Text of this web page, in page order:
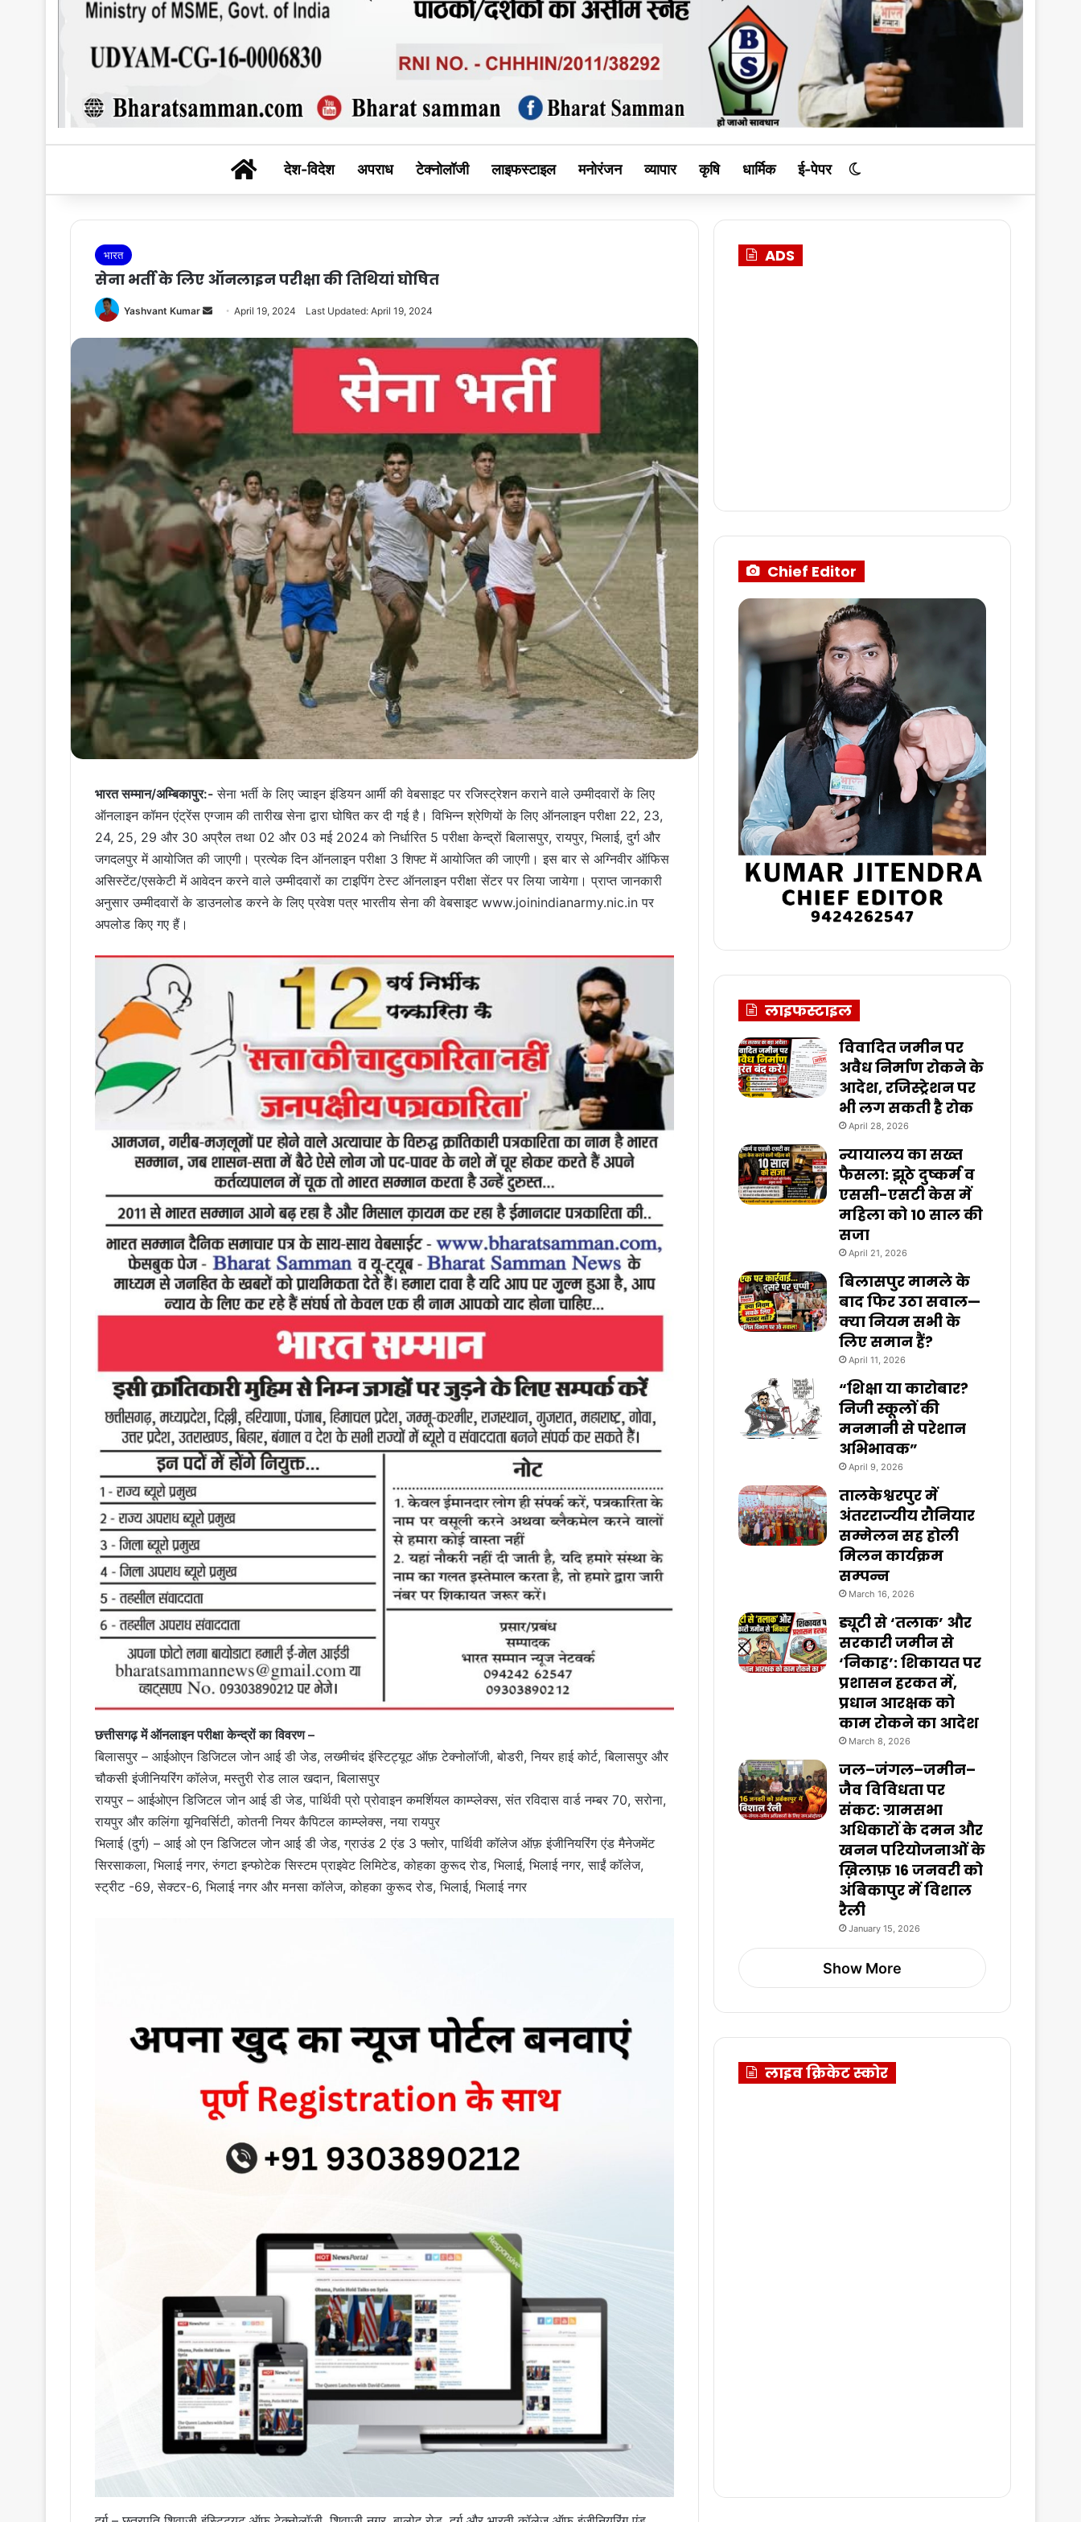
BHARAT SAMMAN
देश-विदेश अपराध टेक्नोलॉजी लाइफस्टाइल मनोरंजन व्यापार कृषि धार्मिक ई-पेपर Switch skin
भारत
सेना भर्ती के लिए ऑनलाइन परीक्षा की तिथियां घोषित
Yashvant Kumar
Send
email
April 19, 2024 Last Updated: April 19, 2024
भारत सम्मान/अम्बिकापुर:- सेना भर्ती के लिए ज्वाइन इंडियन आर्मी की वेबसाइट पर रजिस्ट्रेशन कराने वाले उम्मीदवारों के लिए
ऑनलाइन कॉमन एंट्रेंस एग्जाम की तारीख सेना द्वारा घोषित कर दी गई है। विभिन्न श्रेणियों के लिए ऑनलाइन परीक्षा 22, 23,
24, 25, 29 और 30 अप्रैल तथा 02 और 03 मई 2024 को निर्धारित 5 परीक्षा केन्द्रों बिलासपुर, रायपुर, भिलाई, दुर्ग और
जगदलपुर में आयोजित की जाएगी। प्रत्येक दिन ऑनलाइन परीक्षा 3 शिफ्ट में आयोजित की जाएगी। इस बार से अग्निवीर ऑफिस
असिस्‍टेंट/एसकेटी में आवेदन करने वाले उम्मीदवारों का टाइपिंग टेस्ट ऑनलाइन परीक्षा सेंटर पर लिया जायेगा। प्राप्त जानकारी
अनुसार उम्मीदवारों के डाउनलोड करने के लिए प्रवेश पत्र भारतीय सेना की वेबसाइट www.joinindianarmy.nic.in पर
अपलोड किए गए हैं।
छत्तीसगढ़ में ऑनलाइन परीक्षा केन्द्रों का विवरण –
बिलासपुर – आईओएन डिजिटल जोन आई डी जेड, लख्मीचंद इंस्टिट्यूट ऑफ़ टेक्नोलॉजी, बोडरी, नियर हाई कोर्ट, बिलासपुर और
चौकसी इंजीनियरिंग कॉलेज, मस्तुरी रोड लाल खदान, बिलासपुर
रायपुर – आईओएन डिजिटल जोन आई डी जेड, पार्थिवी प्रो प्रोवाइन कमर्शियल काम्प्लेक्स, संत रविदास वार्ड नम्बर 70, सरोना,
रायपुर और कलिंगा यूनिवर्सिटी, कोतनी नियर कैपिटल काम्प्लेक्स, नया रायपुर
भिलाई (दुर्ग) – आई ओ एन डिजिटल जोन आई डी जेड, ग्राउंड 2 एंड 3 फ्लोर, पार्थिवी कॉलेज ऑफ़ इंजीनियरिंग एंड मैनेजमेंट
सिरसाकला, भिलाई नगर, रुंगटा इन्फोटेक सिस्टम प्राइवेट लिमिटेड, कोहका कुरूद रोड, भिलाई, भिलाई नगर, साईं कॉलेज,
स्ट्रीट -69, सेक्टर-6, भिलाई नगर और मनसा कॉलेज, कोहका कुरूद रोड, भिलाई, भिलाई नगर
ADS
Chief Editor
लाइफस्टाइल
विवादित जमीन पर
अवैध निर्माण रोकने के
आदेश, रजिस्ट्रेशन पर
भी लग सकती है रोक
April 28, 2026
न्यायालय का सख्त
फैसला: झूठे दुष्कर्म व
एससी-एसटी केस में
महिला को 10 साल की
सजा
April 21, 2026
बिलासपुर मामले के
बाद फिर उठा सवाल—
क्या नियम सभी के
लिए समान हैं?
April 11, 2026
“शिक्षा या कारोबार?
निजी स्कूलों की
मनमानी से परेशान
अभिभावक”
April 9, 2026
तालकेश्वरपुर में
अंतरराज्यीय रौनियार
सम्मेलन सह होली
मिलन कार्यक्रम
सम्पन्न
March 16, 2026
ड्यूटी से ‘तलाक’ और
सरकारी जमीन से
‘निकाह’: शिकायत पर
प्रशासन हरकत में,
प्रधान आरक्षक को
काम रोकने का आदेश
March 8, 2026
जल–जंगल–जमीन–
जैव विविधता पर
संकट: ग्रामसभा
अधिकारों के दमन और
खनन परियोजनाओं के
ख़िलाफ़ 16 जनवरी को
अंबिकापुर में विशाल
रैली
January 15, 2026
Show More
लाइव क्रिकेट स्कोर